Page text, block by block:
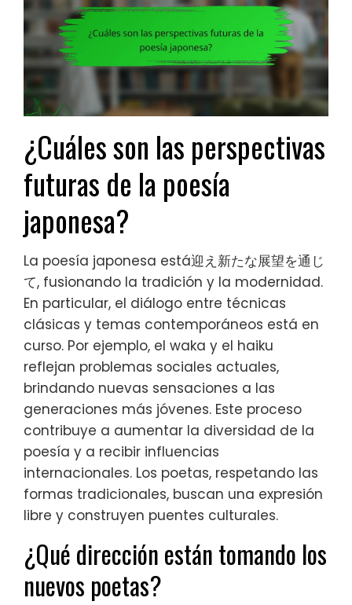
¿Cuáles son las perspectivas
futuras de la poesía
japonesa?
La poesía japonesa está迎え新たな展望を通じ
て, fusionando la tradición y la modernidad.
En particular, el diálogo entre técnicas
clásicas y temas contemporáneos está en
curso. Por ejemplo, el waka y el haiku
reflejan problemas sociales actuales,
brindando nuevas sensaciones a las
generaciones más jóvenes. Este proceso
contribuye a aumentar la diversidad de la
poesía y a recibir influencias
internacionales. Los poetas, respetando las
formas tradicionales, buscan una expresión
libre y construyen puentes culturales.
¿Qué dirección están tomando los
nuevos poetas?